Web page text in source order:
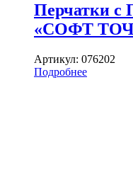
Перчатки с
«СОФТ
Артикул: 076202
Подробнее